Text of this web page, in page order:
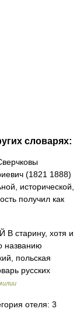
словарях:
(1821 1888)
исторической,
получил как
старину, хотя и
названию
польская
русских
отеля: 3